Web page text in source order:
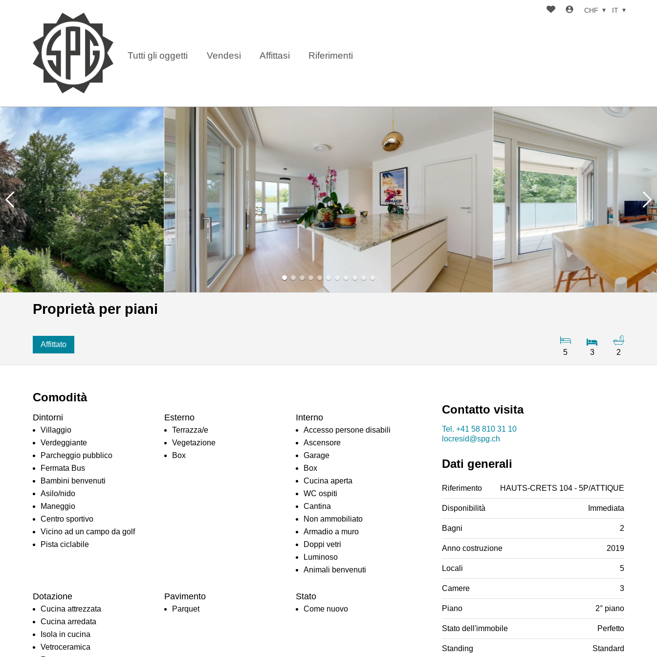
Tutti gli oggetti Vendesi Affittasi Riferimenti
CHF IT
Proprietà per piani
Affittato
5
3 2
Comodità
Dintorni
Villaggio
Verdeggiante
Parcheggio pubblico
Fermata Bus
Bambini benvenuti
Asilo/nido
Maneggio
Centro sportivo
Vicino ad un campo da golf
Pista ciclabile
Esterno
Terrazza/e
Vegetazione
Box
Interno
Accesso persone disabili
Ascensore
Garage
Box
Cucina aperta
WC ospiti
Cantina
Non ammobiliato
Armadio a muro
Doppi vetri
Luminoso
Animali benvenuti
Dotazione
Cucina attrezzata
Cucina arredata
Isola in cucina
Vetroceramica
Pavimento
Parquet
Stato
Come nuovo
Contatto visita
Tel. +41 58 810 31 10
locresid@spg.ch
Dati generali
Riferimento HAUTS-CRETS 104 - 5P/ATTIQUE
Disponibilità Immediata
Bagni 2
Anno costruzione 2019
Locali 5
Camere 3
Piano 2° piano
Stato dell'immobile Perfetto
Standing Standard